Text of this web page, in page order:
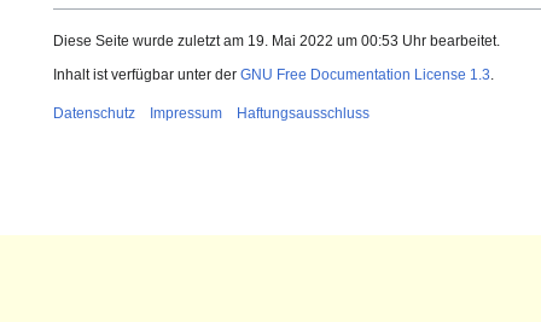
Diese Seite wurde zuletzt am 19. Mai 2022 um 00:53 Uhr bearbeitet.
Inhalt ist verfügbar unter der GNU Free Documentation License 1.3.
Datenschutz Impressum Haftungsausschluss